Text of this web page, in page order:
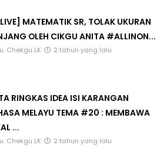
MATEMATIK SR, TOLAK UKURAN
OLEH CIKGU ANITA #ALLINON...
Chekgu LK 2 tahun yang lalu
RINGKAS IDEA ISI KARANGAN
MELAYU TEMA #20 : MEMBAWA
...
Chekgu LK 2 tahun yang lalu